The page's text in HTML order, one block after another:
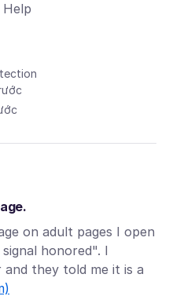
on adult pages I open
honored". I
they told me it is a